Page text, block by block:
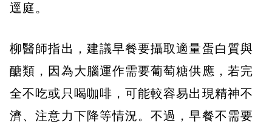
逕庭。
柳醫師指出，建議早餐要攝取適量蛋白質與
醣類，因為大腦運作需要葡萄糖供應，若完
全不吃或只喝咖啡，可能較容易出現精神不
濟、注意力下降等情況。不過，早餐不需要